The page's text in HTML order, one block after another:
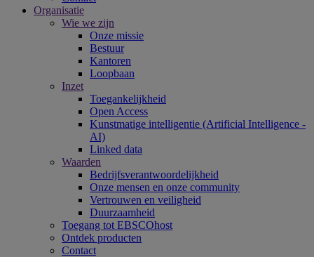
Organisatie
Wie we zijn
Onze missie
Bestuur
Kantoren
Loopbaan
Inzet
Toegankelijkheid
Open Access
Kunstmatige intelligentie (Artificial Intelligence -
AI)
Linked data
Waarden
Bedrijfsverantwoordelijkheid
Onze mensen en onze community
Vertrouwen en veiligheid
Duurzaamheid
Toegang tot EBSCOhost
Ontdek producten
Contact